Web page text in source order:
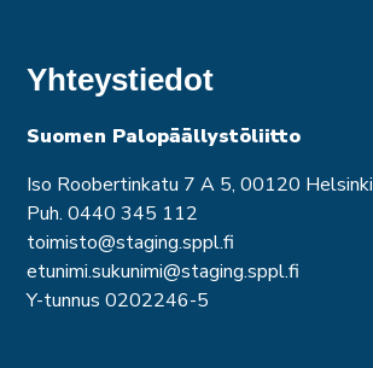
Yhteystiedot
Suomen Palopäällystöliitto
Iso Roobertinkatu 7 A 5, 00120 Helsinki
Puh. 0440 345 112
toimisto@staging.sppl.fi
etunimi.sukunimi@staging.sppl.fi
Y-tunnus 0202246-5